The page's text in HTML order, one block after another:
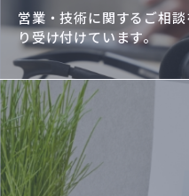
営業・技術に関するご相
り受け付けています。